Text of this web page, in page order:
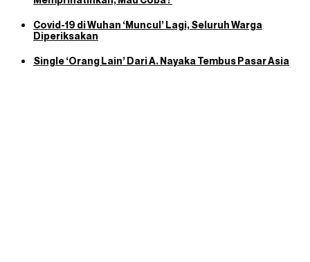
Covid-19 di Wuhan ‘Muncul’ Lagi, Seluruh Warga
Diperiksakan
Single ‘Orang Lain’ Dari A. Nayaka Tembus Pasar Asia